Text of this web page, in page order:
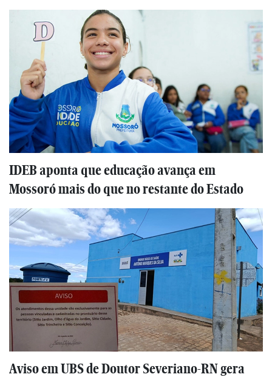
IDEB aponta que educação avança em
Mossoró mais do que no restante do Estado
Aviso em UBS de Doutor Severiano-RN gera